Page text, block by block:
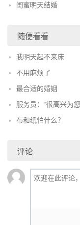
闺蜜明天结婚
随便看看
我明天起不来床
不用麻烦了
最合适的婚姻
服务员：“很高兴为
布和纸怕什么？
评论